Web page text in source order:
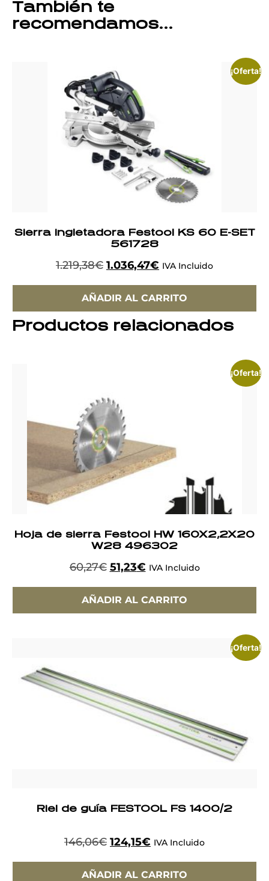
También te
recomendamos…
¡Oferta!
Sierra ingletadora Festool KS 60 E-SET
561728
1.219,38€ 1.036,47€ IVA Incluido
AÑADIR AL CARRITO
Productos relacionados
¡Oferta!
Hoja de sierra Festool HW 160X2,2X20
W28 496302
60,27€ 51,23€ IVA Incluido
AÑADIR AL CARRITO
¡Oferta!
Riel de guía FESTOOL FS 1400/2
146,06€ 124,15€ IVA Incluido
AÑADIR AL CARRITO